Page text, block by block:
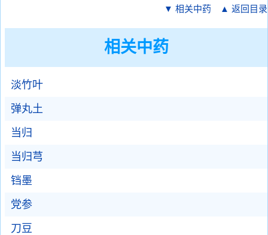
▼ 相关中药 ▲ 返回目录
相关中药
淡竹叶
弹丸土
当归
当归芎
铛墨
党参
刀豆